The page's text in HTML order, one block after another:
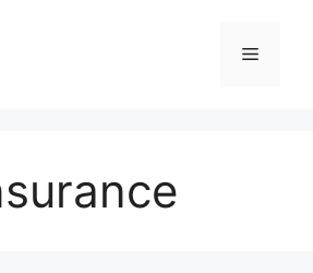
Menu